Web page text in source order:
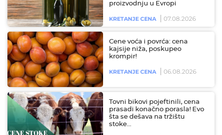
proizvodnju u Evropi
KRETANJE CENA 07.08.2026
Cene voća i povrća: cena
kajsije niža, poskupeo
krompir!
KRETANJE CENA 06.08.2026
Tovni bikovi pojeftinili, cena
prasadi konačno porasla! Evo
šta se dešava na tržištu
stoke…